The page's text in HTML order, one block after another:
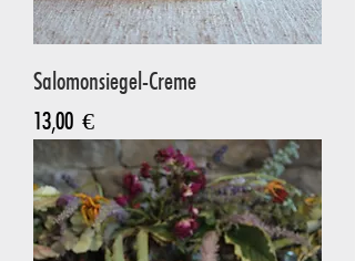
Salomonsiegel-Creme
Preis
13,00 €